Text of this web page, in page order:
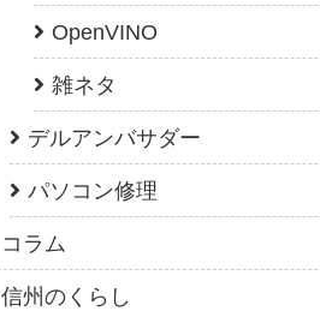
OpenVINO
雑ネタ
デルアンバサダー
パソコン修理
コラム
信州のくらし